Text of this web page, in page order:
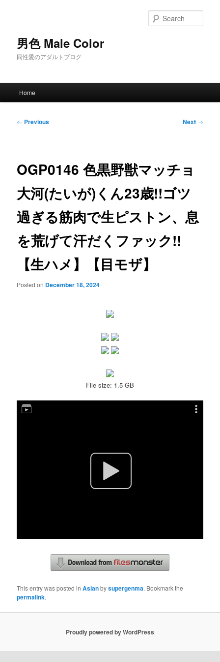
content男色 Male Color
同性愛のアダルトブログ
Home
Post
← Previous Next →
OGP0146 色黒野獣マッチョ
大河(たいが)くん23歳!!ゴツ
過ぎる筋肉で生ピストン、息
を荒げて汗だくファック!!
【生ハメ】【目モザ】
Posted on December 18, 2024
File size: 1.5 GB
This entry was posted inAsianbysupergenma. Bookmark the
permalink.
Proudly powered by WordPress